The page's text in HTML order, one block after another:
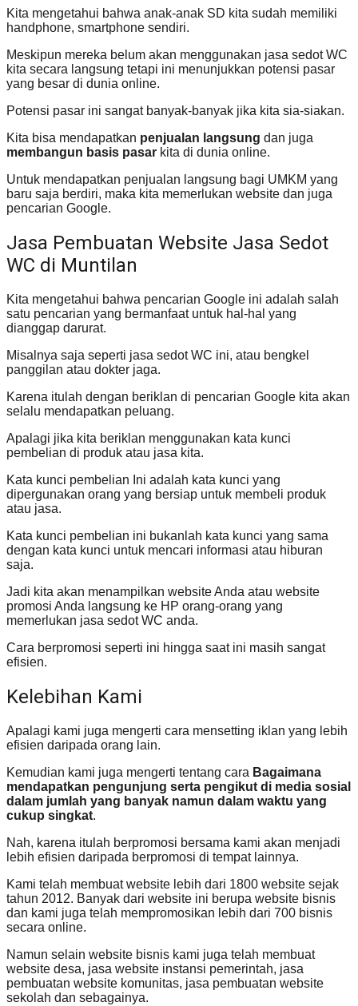
Kita mengetahui bahwa anak-anak SD kita sudah memiliki
handphone, smartphone sendiri.
Meskipun mereka belum akan menggunakan jasa sedot WC
kita secara langsung tetapi ini menunjukkan potensi pasar
yang besar di dunia online.
Potensi pasar ini sangat banyak-banyak jika kita sia-siakan.
Kita bisa mendapatkan penjualan langsung dan juga
membangun basis pasar kita di dunia online.
Untuk mendapatkan penjualan langsung bagi UMKM yang
baru saja berdiri, maka kita memerlukan website dan juga
pencarian Google.
Jasa Pembuatan Website Jasa Sedot
WC di Muntilan
Kita mengetahui bahwa pencarian Google ini adalah salah
satu pencarian yang bermanfaat untuk hal-hal yang
dianggap darurat.
Misalnya saja seperti jasa sedot WC ini, atau bengkel
panggilan atau dokter jaga.
Karena itulah dengan beriklan di pencarian Google kita akan
selalu mendapatkan peluang.
Apalagi jika kita beriklan menggunakan kata kunci
pembelian di produk atau jasa kita.
Kata kunci pembelian Ini adalah kata kunci yang
dipergunakan orang yang bersiap untuk membeli produk
atau jasa.
Kata kunci pembelian ini bukanlah kata kunci yang sama
dengan kata kunci untuk mencari informasi atau hiburan
saja.
Jadi kita akan menampilkan website Anda atau website
promosi Anda langsung ke HP orang-orang yang
memerlukan jasa sedot WC anda.
Cara berpromosi seperti ini hingga saat ini masih sangat
efisien.
Kelebihan Kami
Apalagi kami juga mengerti cara mensetting iklan yang lebih
efisien daripada orang lain.
Kemudian kami juga mengerti tentang cara Bagaimana
mendapatkan pengunjung serta pengikut di media sosial
dalam jumlah yang banyak namun dalam waktu yang
cukup singkat.
Nah, karena itulah berpromosi bersama kami akan menjadi
lebih efisien daripada berpromosi di tempat lainnya.
Kami telah membuat website lebih dari 1800 website sejak
tahun 2012. Banyak dari website ini berupa website bisnis
dan kami juga telah mempromosikan lebih dari 700 bisnis
secara online.
Namun selain website bisnis kami juga telah membuat
website desa, jasa website instansi pemerintah, jasa
pembuatan website komunitas, jasa pembuatan website
sekolah dan sebagainya.